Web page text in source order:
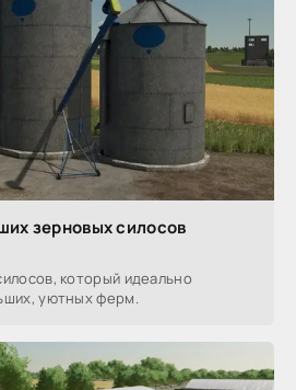
зерновых силосов
который идеально
уютных ферм.